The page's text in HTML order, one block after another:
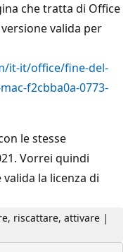
che tratta di Office
valida per
it-it/office/fine-del-
f2cbba0a-0773-
le stesse
Vorrei quindi
la licenza di
riscattare, attivare |